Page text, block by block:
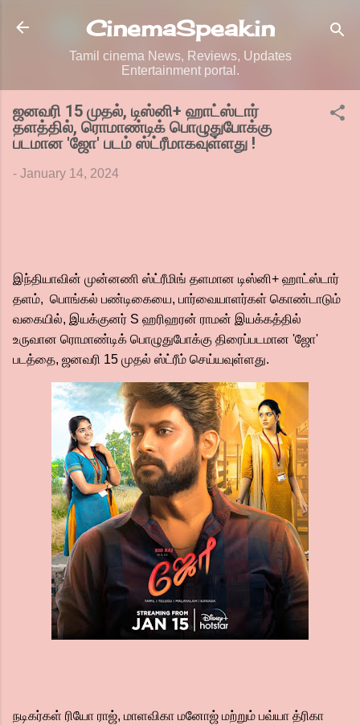
Skip to main content
CinemaSpeak.in
Tamil cinema News, Reviews, Updates
Entertainment portal.
ஜனவரி 15 முதல், டிஸ்னி+ ஹாட்ஸ்டார்
தளத்தில், ரொமாண்டிக் பொழுதுபோக்கு
படமான 'ஜோ' படம் ஸ்ட்ரீமாகவுள்ளது !
- January 14, 2024
இந்தியாவின் முன்னணி ஸ்ட்ரீமிங் தளமான டிஸ்னி+ ஹாட்ஸ்டார்
தளம், பொங்கல் பண்டிகையை, பார்வையாளர்கள் கொண்டாடும்
வகையில், இயக்குனர் S ஹரிஹரன் ராமன் இயக்கத்தில்
உருவான ரொமாண்டிக் பொழுதுபோக்கு திரைப்படமான 'ஜோ'
படத்தை, ஜனவரி 15 முதல் ஸ்ட்ரீம் செய்யவுள்ளது.
நடிகர்கள் ரியோ ராஜ், மாளவிகா மனோஜ் மற்றும் பவ்யா த்ரிகா